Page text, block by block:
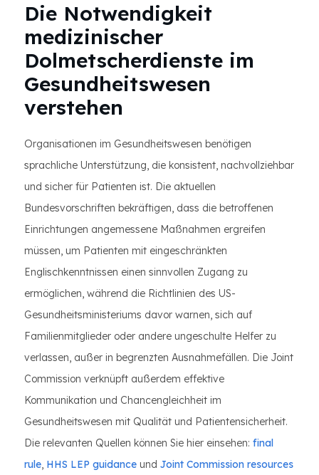
Die Notwendigkeit
medizinischer
Dolmetscherdienste im
Gesundheitswesen
verstehen
Organisationen im Gesundheitswesen benötigen
sprachliche Unterstützung, die konsistent, nachvollziehbar
und sicher für Patienten ist. Die aktuellen
Bundesvorschriften bekräftigen, dass die betroffenen
Einrichtungen angemessene Maßnahmen ergreifen
müssen, um Patienten mit eingeschränkten
Englischkenntnissen einen sinnvollen Zugang zu
ermöglichen, während die Richtlinien des US-
Gesundheitsministeriums davor warnen, sich auf
Familienmitglieder oder andere ungeschulte Helfer zu
verlassen, außer in begrenzten Ausnahmefällen. Die Joint
Commission verknüpft außerdem effektive
Kommunikation und Chancengleichheit im
Gesundheitswesen mit Qualität und Patientensicherheit.
Die relevanten Quellen können Sie hier einsehen: final
rule, HHS LEP guidance und Joint Commission resources